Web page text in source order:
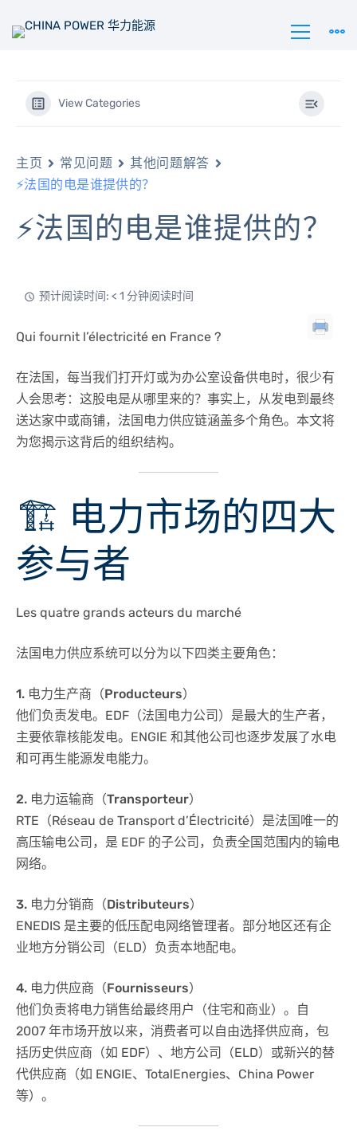
View Categories
主页 常见问题
其他问题解答
⚡法国的电是谁提供的？
⚡法国的电是谁提供的？
预计阅读时间: < 1 分钟阅读时间
Qui fournit l’électricité en France ?
在法国，每当我们打开灯或为办公室设备供电时，很少有
人会思考：这股电是从哪里来的？事实上，从发电到最终
送达家中或商铺，法国电力供应链涵盖多个角色。本文将
为您揭示这背后的组织结构。
🏗️ 电力市场的四大
参与者
Les quatre grands acteurs du marché
法国电力供应系统可以分为以下四类主要角色：
1. 电力生产商（Producteurs）
他们负责发电。EDF（法国电力公司）是最大的生产者，
主要依靠核能发电。ENGIE 和其他公司也逐步发展了水电
和可再生能源发电能力。
2. 电力运输商（Transporteur）
RTE（Réseau de Transport d’Électricité）是法国唯一的
高压输电公司，是 EDF 的子公司，负责全国范围内的输电
网络。
3. 电力分销商（Distributeurs）
ENEDIS 是主要的低压配电网络管理者。部分地区还有企
业地方分销公司（ELD）负责本地配电。
4. 电力供应商（Fournisseurs）
他们负责将电力销售给最终用户（住宅和商业）。自
2007 年市场开放以来，消费者可以自由选择供应商，包
括历史供应商（如 EDF）、地方公司（ELD）或新兴的替
代供应商（如 ENGIE、TotalEnergies、China Power
等）。